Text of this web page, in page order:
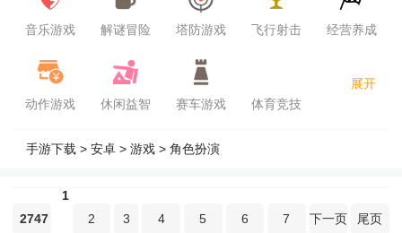
音乐游戏 解谜冒险 塔防游戏 飞行射击 经营养成
动作游戏 休闲益智 赛车游戏 体育竞技
展开
手游下载 > 安卓> 游戏> 角色扮演
2747
1
2
3 4 5 6 7 下一页 尾页